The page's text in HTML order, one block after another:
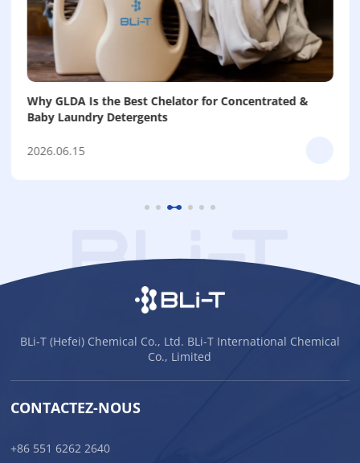
Why GLDA Is the Best Chelator for Concentrated &
Baby Laundry Detergents
2026.06.15
BLi-T (Hefei) Chemical Co., Ltd. BLi-T International Chemical
Co., Limited
CONTACTEZ-NOUS
+86 551 6262 2640